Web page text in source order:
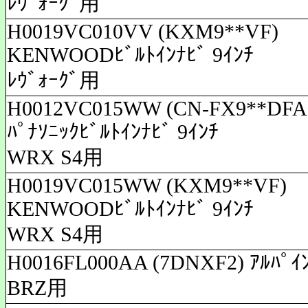
H0019VC010VV (KXM9**VF)
KENWOODﾋﾞﾙﾄｲﾝﾅﾋﾞ 9ｲﾝﾁ
ﾚｳﾞｫｰｸﾞ用
H0012VC015WW (CN-
ﾊﾟﾅｿﾆｯｸﾋﾞﾙﾄｲﾝﾅﾋﾞ 9ｲﾝﾁ
WRX S4用
H0019VC015WW (KXM9**VF)
KENWOODﾋﾞﾙﾄｲﾝﾅﾋﾞ 9ｲﾝﾁ
WRX S4用
H0016FL000AA (7DNXF2) ｱﾙﾊﾟｲ
BRZ用